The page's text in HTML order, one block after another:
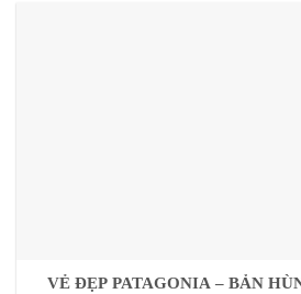
VẺ ĐẸP PATAGONIA – BẢN